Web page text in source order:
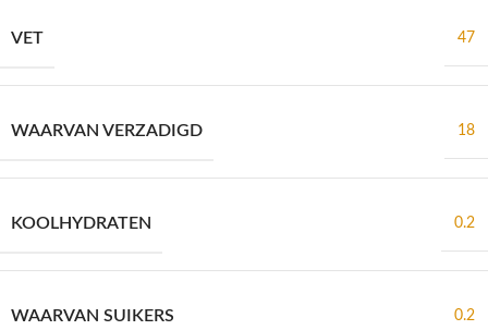
VET 47
WAARVAN VERZADIGD 18
KOOLHYDRATEN 0.2
WAARVAN SUIKERS 0.2